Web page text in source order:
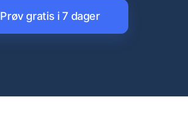
Prøv gratis i 7 dager